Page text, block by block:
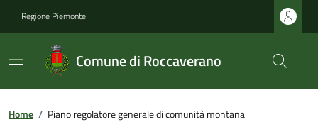
Regione Piemonte
Comune di Roccaverano
Home / Piano regolatore generale di comunità montana